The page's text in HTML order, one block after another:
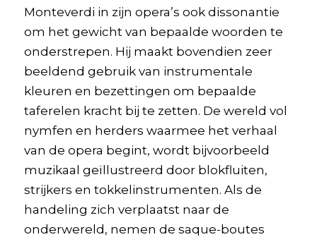
Monteverdi in zijn opera’s ook dissonantie
om het gewicht van bepaalde woorden te
onderstrepen. Hij maakt bovendien zeer
beeldend gebruik van instrumentale
kleuren en bezettingen om bepaalde
taferelen kracht bij te zetten. De wereld vol
nymfen en herders waarmee het verhaal
van de opera begint, wordt bijvoorbeeld
muzikaal geïllustreerd door blokfluiten,
strijkers en tokkelinstrumenten. Als de
handeling zich verplaatst naar de
onderwereld, nemen de saque-boutes